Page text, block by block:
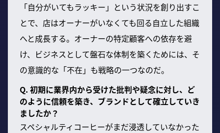
「自分がいてもラッキー」という状況を創り出すこ
とで、店はオーナーがいなくても回る自立した組織
へと成長する。オーナーの特定顧客への依存を避
け、ビジネスとして盤石な体制を築くためには、そ
の意識的な「不在」も戦略の一つなのだ。
Q. 初期に業界内から受けた批判や疑念に対し、ど
のように信頼を築き、ブランドとして確立していき
ましたか？
スペシャルティコーヒーがまだ浸透していなかった